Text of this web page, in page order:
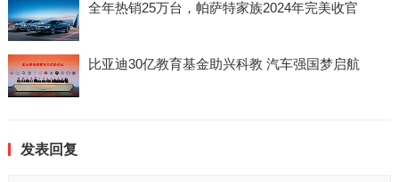
全年热销25万台，帕萨特家族2024年完美收官
比亚迪30亿教育基金助兴科教 汽车强国梦启航
发表回复